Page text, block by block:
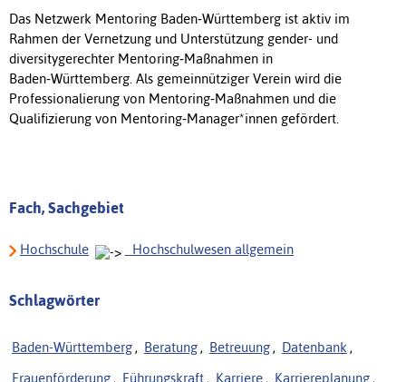
Das Netzwerk Mentoring Baden‑Württemberg ist aktiv im
Rahmen der Vernetzung und Unterstützung gender- und
diversitygerechter Mentoring‑Maßnahmen in
Baden‑Württemberg. Als gemeinnütziger Verein wird die
Professionalierung von Mentoring‑Maßnahmen und die
Qualifizierung von Mentoring‑Manager*innen gefördert.
Fach, Sachgebiet
Hochschule _Hochschulwesen allgemein
Schlagwörter
Baden-Württemberg , Beratung , Betreuung , Datenbank ,
Frauenförderung , Führungskraft , Karriere , Karriereplanung ,